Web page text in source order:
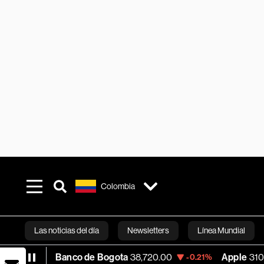
Colombia
Las noticias del día Newsletters Línea Mundial
Bloomberg
Banco de Bogota 38,720.00 -0.21% Apple 310.94